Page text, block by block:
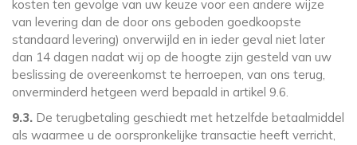
kosten ten gevolge van uw keuze voor een andere wijze
van levering dan de door ons geboden goedkoopste
standaard levering) onverwijld en in ieder geval niet later
dan 14 dagen nadat wij op de hoogte zijn gesteld van uw
beslissing de overeenkomst te herroepen, van ons terug,
onverminderd hetgeen werd bepaald in artikel 9.6.
9.3. De terugbetaling geschiedt met hetzelfde betaalmiddel
als waarmee u de oorspronkelijke transactie heeft verricht,